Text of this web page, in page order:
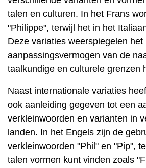
talen en culturen. In het Frans
"Philippe", terwijl het in het
Deze variaties weerspiegelen het
aanpassingsvermogen van de
taalkundige en culturele grenzen
Naast internationale variaties
ook aanleiding gegeven tot een
verkleinwoorden en varianten in
landen. In het Engels zijn de
verkleinwoorden "Phil" en "Pip",
talen vormen kunt vinden zoals